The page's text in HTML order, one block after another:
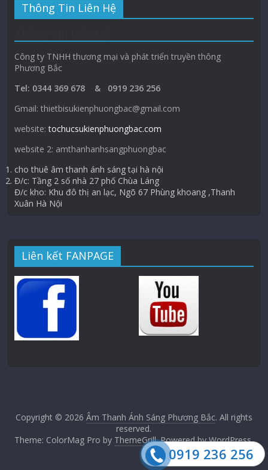
0919 236 256
Thông Tin Liên Hệ
Công ty TNHH thương mại và phát triển truyền thông
Phương Bắc
Tel: 0344 369 678 & 0919 236 256
Gmail: thietbisukienphuongbac@gmail.com
website:tochucsukienphuongbac.com
website 2: amthanhanhsangphuongbac
cho thuê âm thanh ánh sáng tại hà nội
Đ/c: Tầng 2 số nhà 27 phố Chùa Láng
Đ/c kho: Khu đô thị an lạc, Ngõ 67 Phùng khoang ,Thanh
Xuân Hà Nội
Liên kết FANPAGE
Copyright © 2026 Âm Thanh Ánh Sáng Phương Bắc. All rights
reserved.
Theme: ColorMag Pro by ThemeGrill. Powered byWordPress.